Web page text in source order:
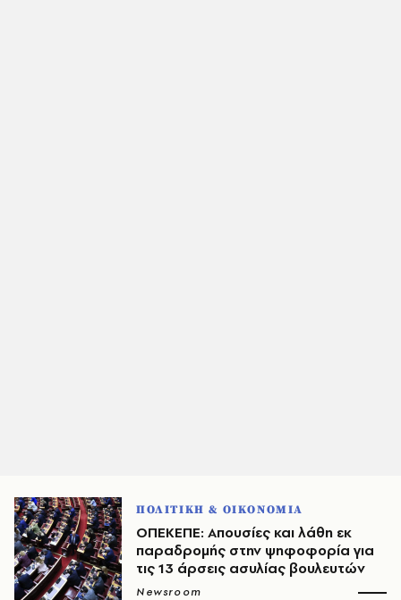
ΠΟΛΙΤΙΚΗ & ΟΙΚΟΝΟΜΙΑ
ΟΠΕΚΕΠΕ: Απουσίες και λάθη εκ
παραδρομής στην ψηφοφορία για
τις 13 άρσεις ασυλίας βουλευτών
Newsroom